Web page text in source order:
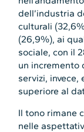
dell’industria
culturali
(26,9%), ai
sociale, con il
un incremento
servizi, invece,
superiore al
Il tono rimane
nelle